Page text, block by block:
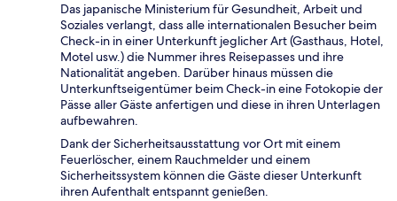
Das japanische Ministerium für Gesundheit, Arbeit und
Soziales verlangt, dass alle internationalen Besucher beim
Check-in in einer Unterkunft jeglicher Art (Gasthaus, Hotel,
Motel usw.) die Nummer ihres Reisepasses und ihre
Nationalität angeben. Darüber hinaus müssen die
Unterkunftseigentümer beim Check-in eine Fotokopie der
Pässe aller Gäste anfertigen und diese in ihren Unterlagen
aufbewahren.
Dank der Sicherheitsausstattung vor Ort mit einem
Feuerlöscher, einem Rauchmelder und einem
Sicherheitssystem können die Gäste dieser Unterkunft
ihren Aufenthalt entspannt genießen.